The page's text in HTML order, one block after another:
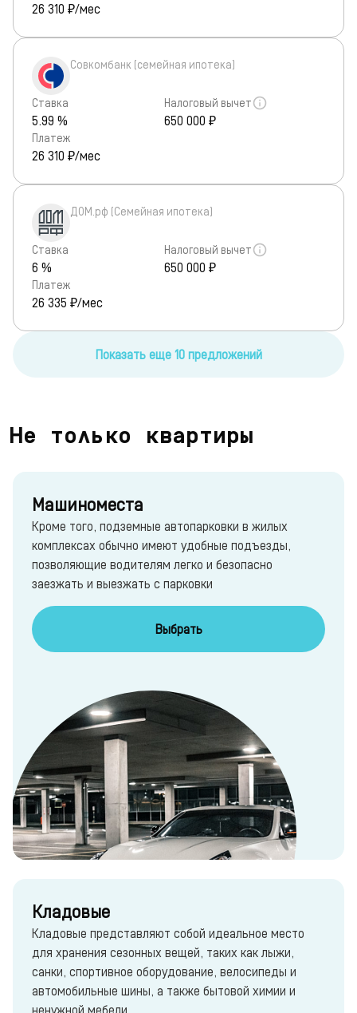
26 310 ₽/мес
Совкомбанк (семейная ипотека)
Ставка
5.99 %
Налоговый вычет
650 000 ₽
Платеж
26 310 ₽/мес
ДОМ.рф (Семейная ипотека)
Ставка
6 %
Налоговый вычет
650 000 ₽
Платеж
26 335 ₽/мес
Показать еще 10 предложений
Не только квартиры
Машиноместа
Кроме того, подземные автопарковки в жилых
комплексах обычно имеют удобные подъезды,
позволяющие водителям легко и безопасно
заезжать и выезжать с парковки
Выбрать
Кладовые
Кладовые представляют собой идеальное место
для хранения сезонных вещей, таких как лыжи,
санки, спортивное оборудование, велосипеды и
автомобильные шины, а также бытовой химии и
ненужной мебели